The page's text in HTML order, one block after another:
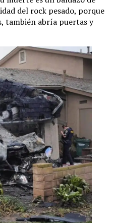
del rock pesado, porque
también abría puertas y